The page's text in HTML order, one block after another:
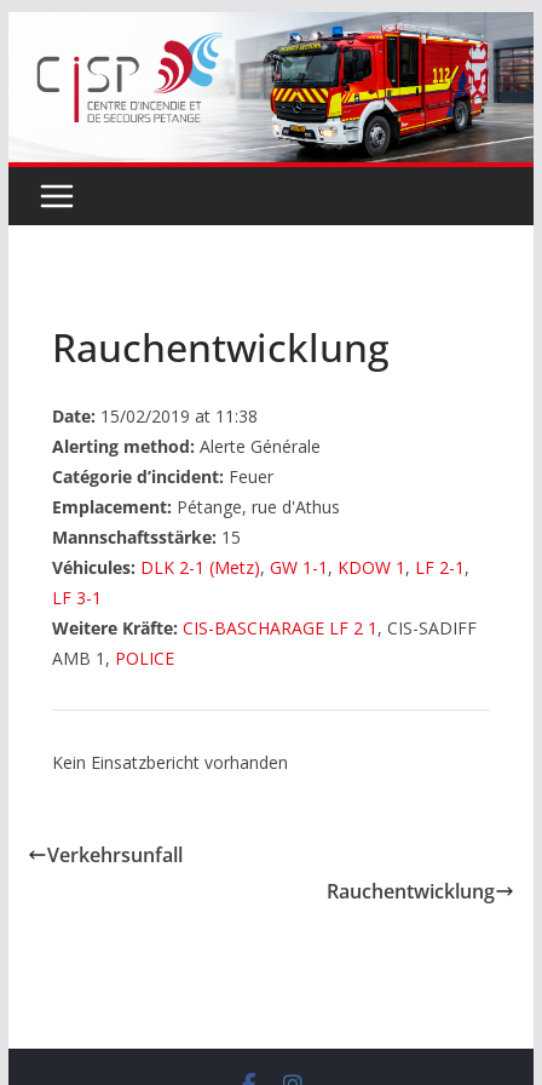
contenu
Rauchentwicklung
Date: 15/02/2019 at 11:38
Alerting method: Alerte Générale
Catégorie d’incident: Feuer
Emplacement: Pétange, rue d'Athus
Mannschaftsstärke: 15
Véhicules: DLK 2-1 (Metz), GW 1-1 , KDOW 1 , LF 2-1 ,
LF 3-1
Weitere Kräfte: CIS-BASCHARAGE LF 2 1 , CIS-SADIFF
AMB 1, POLICE
Kein Einsatzbericht vorhanden
Verkehrsunfall
Rauchentwicklung